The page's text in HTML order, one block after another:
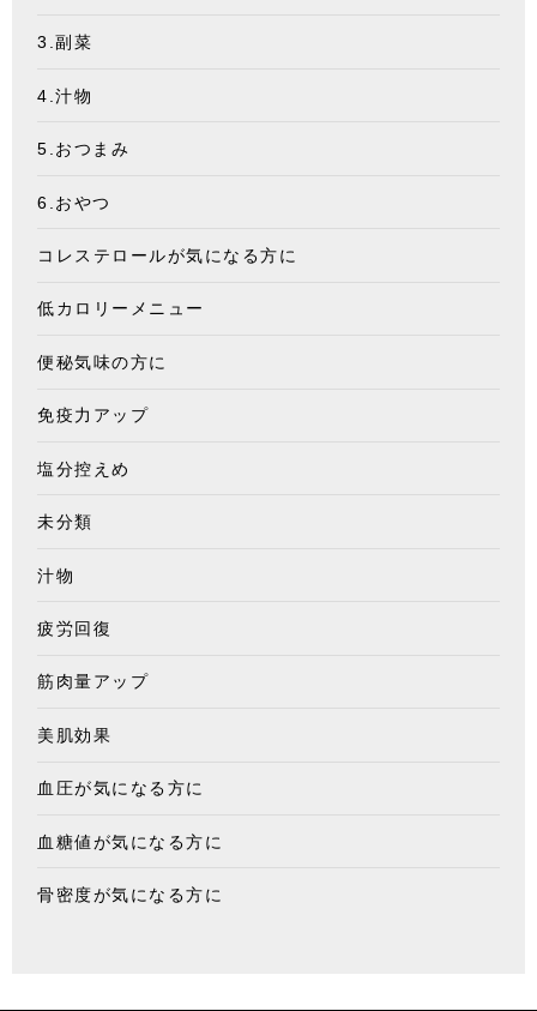
3.副菜
4.汁物
5.おつまみ
6.おやつ
コレステロールが気になる方に
低カロリーメニュー
便秘気味の方に
免疫力アップ
塩分控えめ
未分類
汁物
疲労回復
筋肉量アップ
美肌効果
血圧が気になる方に
血糖値が気になる方に
骨密度が気になる方に